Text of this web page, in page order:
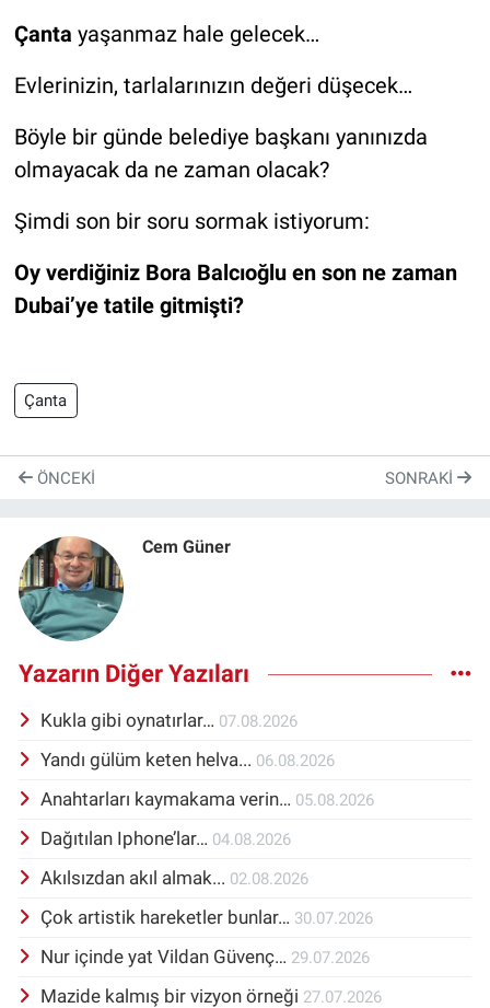
Çanta yaşanmaz hale gelecek…
Evlerinizin, tarlalarınızın değeri düşecek…
Böyle bir günde belediye başkanı yanınızda
olmayacak da ne zaman olacak?
Şimdi son bir soru sormak istiyorum:
Oy verdiğiniz Bora Balcıoğlu en son ne zaman
Dubai’ye tatile gitmişti?
Çanta
ÖNCEKI SONRAKI
Cem Güner
Yazarın Diğer Yazıları
Kukla gibi oynatırlar… 07.08.2026
Yandı gülüm keten helva... 06.08.2026
Anahtarları kaymakama verin… 05.08.2026
Dağıtılan Iphone’lar… 04.08.2026
Akılsızdan akıl almak... 02.08.2026
Çok artistik hareketler bunlar… 30.07.2026
Nur içinde yat Vildan Güvenç… 29.07.2026
Mazide kalmış bir vizyon örneği 27.07.2026